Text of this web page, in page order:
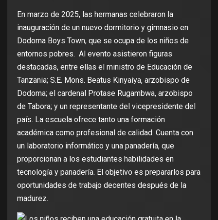
En marzo de 2025, las hermanas celebraron la
inauguración de un nuevo dormitorio y gimnasio en
Dodoma Boys Town, que se ocupa de los niños de
entornos pobres. Al evento asistieron figuras
destacadas, entre ellas el ministro de Educación de
Tanzania; S.E. Mons. Beatus Kinyaiya, arzobispo de
Dodoma; el cardenal Protase Rugambwa, arzobispo
de Tabora; y un representante del vicepresidente del
país. La escuela ofrece tanto una formación
académica como profesional de calidad. Cuenta con
un laboratorio informático y una panadería, que
proporcionan a los estudiantes habilidades en
tecnología y panadería. El objetivo es prepararlos para
oportunidades de trabajo decentes después de la
madurez.